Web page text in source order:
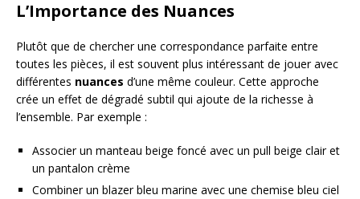
L’Importance des Nuances
Plutôt que de chercher une correspondance parfaite entre
toutes les pièces, il est souvent plus intéressant de jouer avec
différentes nuances d’une même couleur. Cette approche
crée un effet de dégradé subtil qui ajoute de la richesse à
l’ensemble. Par exemple :
Associer un manteau beige foncé avec un pull beige clair et
un pantalon crème
Combiner un blazer bleu marine avec une chemise bleu ciel